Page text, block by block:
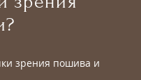
зрения пошива и